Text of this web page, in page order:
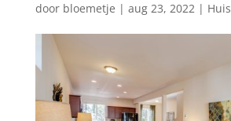
door bloemetje | aug 23, 2022| Huis